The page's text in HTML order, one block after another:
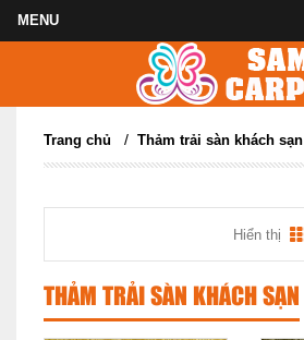
Trang chủ / Thảm trải sàn khách sạn
Hiển thị
THẢM TRẢI SÀN KHÁCH SẠN